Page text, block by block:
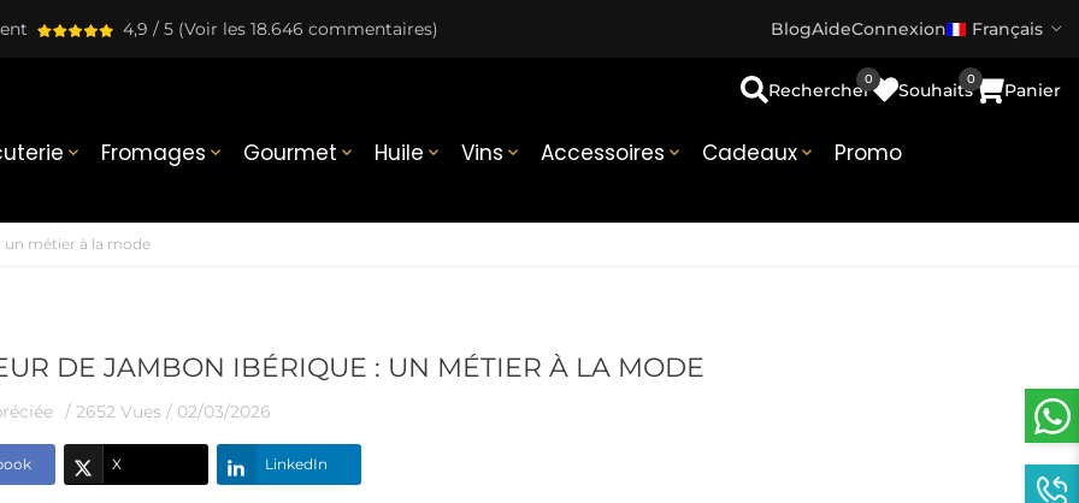
4,9 / 5 (Voir les 18.646 commentaires) BlogAideConnexion Français
 Fromages  Gourmet  Huile  Vins  Accessoires  Cadeaux  Promo
Rechercher Souhaits
0
Panier
0
métier à la mode
DE JAMBON IBÉRIQUE : UN MÉTIER À LA MODE
/ 2652 Vues / 02/03/2026
X LinkedIn